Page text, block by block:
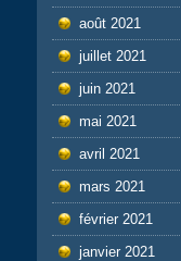
août 2021
juillet 2021
juin 2021
mai 2021
avril 2021
mars 2021
février 2021
janvier 2021